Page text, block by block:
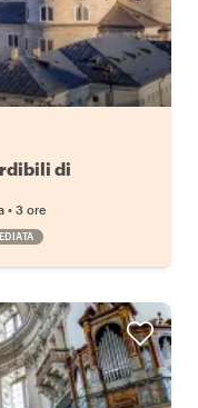
di
• 3 ore